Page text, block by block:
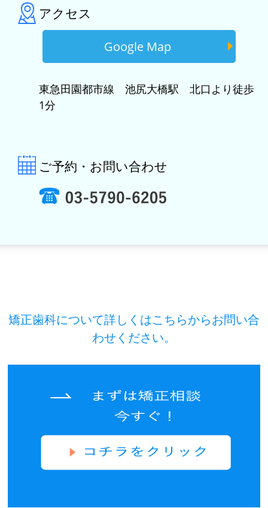
アクセス
Google Map
東急田園都市線 池尻大橋駅 北口より徒歩
1分
ご予約・お問い合わせ
矯正歯科について詳しくはこちらからお問い合
わせください。